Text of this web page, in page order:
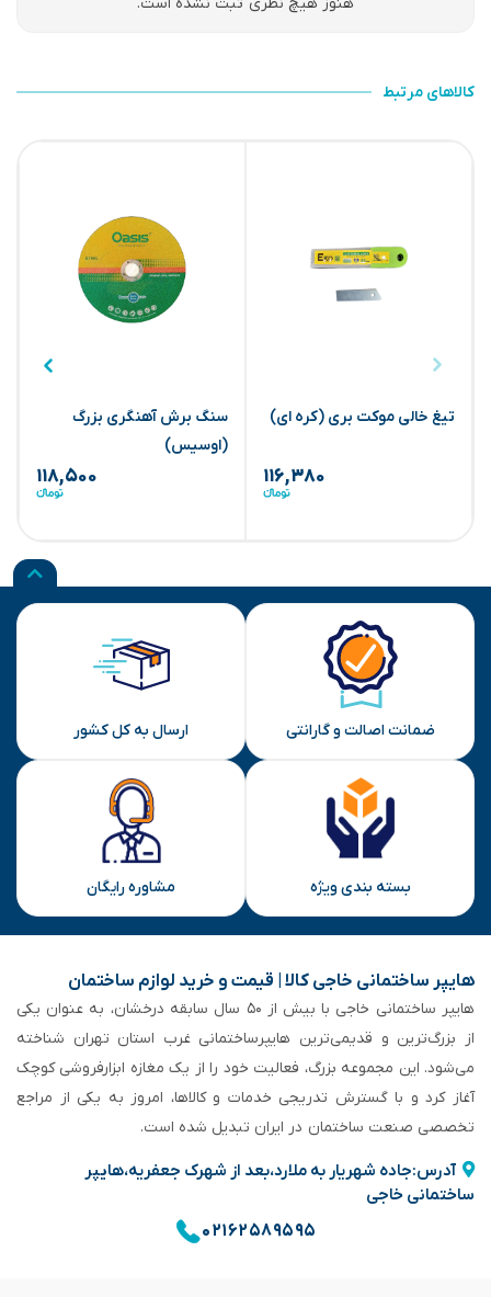
کالاهای مرتبط
تیغ خالی موکت بری (کره ای)
۱۱۶,۳۸۰
سنگ برش آهنگری بزرگ
(اوسیس)
۱۱۸,۵۰۰
ضمانت اصالت و گارانتی ارسال به کل کشور
بسته بندی ویژه مشاوره رایگان
هایپر ساختمانی خاجی‌ کالا | قیمت و خرید لوازم ساختمان
هایپر ساختمانی خاجی‌ با بیش از ۵۰ سال سابقه‌ درخشان، به عنوان یکی
از بزرگ‌ترین و قدیمی‌ترین هایپرساختمانی‌ غرب استان تهران شناخته
می‌شود. این مجموعه بزرگ، فعالیت خود را از یک مغازه ابزارفروشی کوچک
آغاز کرد و با گسترش تدریجی خدمات و کالاها، امروز به یکی از مراجع
تخصصی صنعت ساختمان در ایران تبدیل شده است.
آدرس:جاده شهریار به ملارد،بعد از شهرک جعفریه،هایپر
ساختمانی خاجی
۰۲۱۶۲۵۸۹۵۹۵